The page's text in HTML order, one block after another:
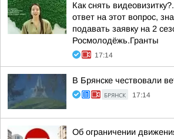
Как снять
ответ на этот вопрос,
подавать заявку на 2
Росмолодёжь.Гранты
17:14
В Брянске чествовали
БРЯНСК 17:14
Об ограничении